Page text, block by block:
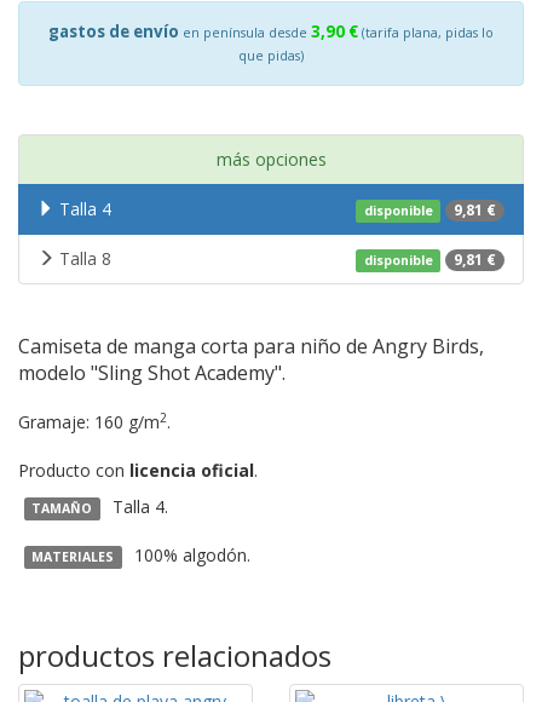
gastos de envío en península desde 3,90 € (tarifa plana, pidas lo
que pidas)
más opciones
disponible 9,81 €
Talla 4
disponible 9,81 €
Talla 8
Camiseta de manga corta para niño de Angry Birds,
modelo "Sling Shot Academy".
Gramaje: 160 g/m2.
Producto con licencia oficial.
TAMAÑO Talla 4.
MATERIALES 100% algodón.
productos relacionados